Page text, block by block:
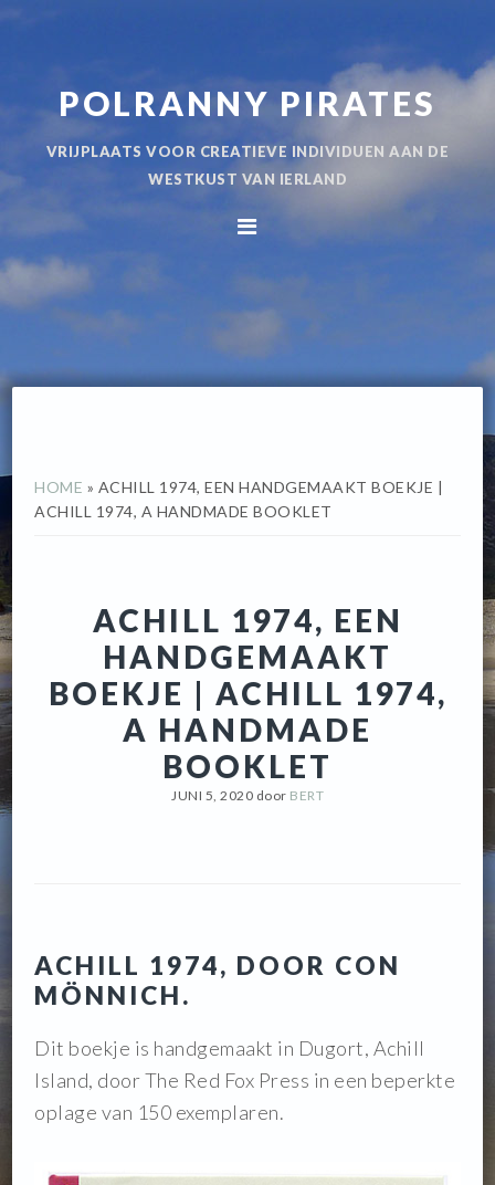
hoofdnavigatie
hoofd
inhoud
POLRANNY PIRATES
VRIJPLAATS VOOR CREATIEVE INDIVIDUEN AAN DE
WESTKUST VAN IERLAND
HOME » ACHILL 1974, EEN HANDGEMAAKT BOEKJE |
ACHILL 1974, A HANDMADE BOOKLET
ACHILL 1974, EEN
HANDGEMAAKT
BOEKJE | ACHILL 1974,
A HANDMADE
BOOKLET
JUNI 5, 2020 door BERT
ACHILL 1974, DOOR CON
MÖNNICH.
Dit boekje is handgemaakt in Dugort, Achill
Island, door The Red Fox Press in een beperkte
oplage van 150 exemplaren.